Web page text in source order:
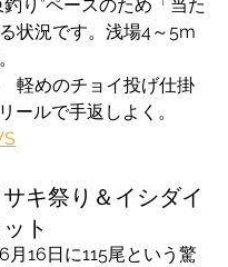
り”ペースのため「当た
状況です。浅場4～5m
軽めのチョイ投げ仕掛
ールで手返しよく。
キ祭り＆イシダイ
ト
月16日に115尾という驚